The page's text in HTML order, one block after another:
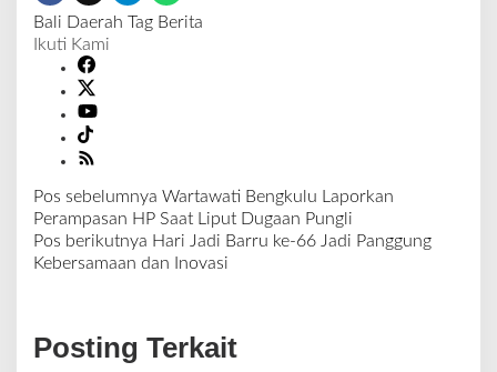
Bali Daerah Tag Berita
Ikuti Kami
N
a
v
a
s
Pos sebelumnya Wartawati Bengkulu Laporkan
Perampasan HP Saat Liput Dugaan Pungli
Pos berikutnya Hari Jadi Barru ke-66 Jadi Panggung
Kebersamaan dan Inovasi
Posting Terkait